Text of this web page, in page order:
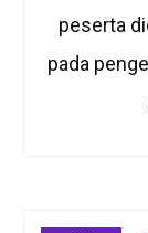
peserta
pada